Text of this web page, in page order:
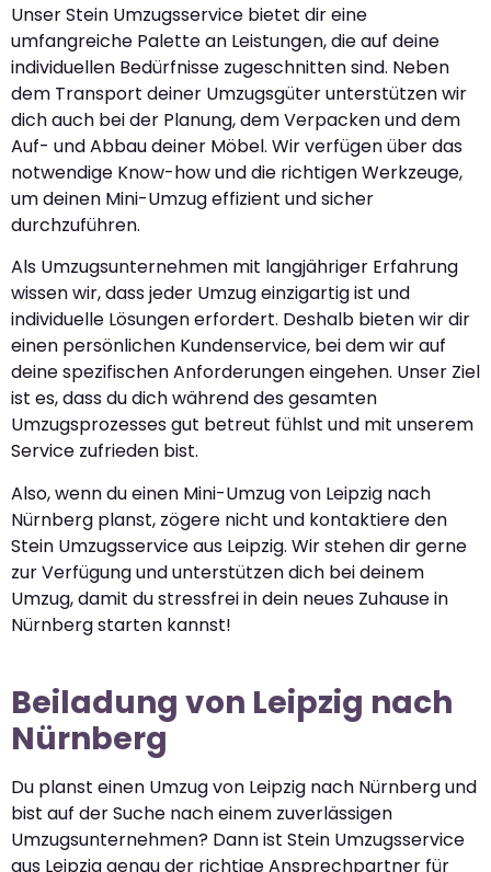
Unser Stein Umzugsservice bietet dir eine
umfangreiche Palette an Leistungen, die auf deine
individuellen Bedürfnisse zugeschnitten sind. Neben
dem Transport deiner Umzugsgüter unterstützen wir
dich auch bei der Planung, dem Verpacken und dem
Auf- und Abbau deiner Möbel. Wir verfügen über das
notwendige Know-how und die richtigen Werkzeuge,
um deinen Mini-Umzug effizient und sicher
durchzuführen.
Als Umzugsunternehmen mit langjähriger Erfahrung
wissen wir, dass jeder Umzug einzigartig ist und
individuelle Lösungen erfordert. Deshalb bieten wir dir
einen persönlichen Kundenservice, bei dem wir auf
deine spezifischen Anforderungen eingehen. Unser Ziel
ist es, dass du dich während des gesamten
Umzugsprozesses gut betreut fühlst und mit unserem
Service zufrieden bist.
Also, wenn du einen Mini-Umzug von Leipzig nach
Nürnberg planst, zögere nicht und kontaktiere den
Stein Umzugsservice aus Leipzig. Wir stehen dir gerne
zur Verfügung und unterstützen dich bei deinem
Umzug, damit du stressfrei in dein neues Zuhause in
Nürnberg starten kannst!
Beiladung von Leipzig nach
Nürnberg
Du planst einen Umzug von Leipzig nach Nürnberg und
bist auf der Suche nach einem zuverlässigen
Umzugsunternehmen? Dann ist Stein Umzugsservice
aus Leipzig genau der richtige Ansprechpartner für